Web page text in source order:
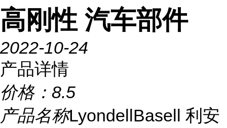
高刚性 汽车部件
2022-10-24
产品详情
价格： 8.5
产品名称LyondellBasell 利安